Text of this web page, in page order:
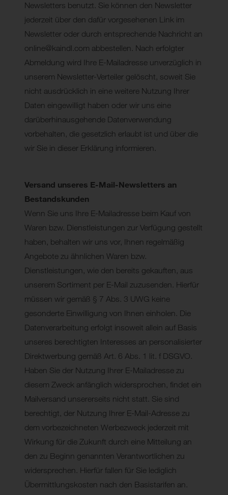
Newsletters benutzt. Sie können den Newsletter
jederzeit über den dafür vorgesehenen Link im
Newsletter oder durch entsprechende Nachricht an
online@kaindl.com abbestellen. Nach erfolgter
Abmeldung wird Ihre E-Mailadresse unverzüglich in
unserem Newsletter-Verteiler gelöscht, soweit Sie
nicht ausdrücklich in eine weitere Nutzung Ihrer
Daten eingewilligt haben oder wir uns eine
darüberhinausgehende Datenverwendung
vorbehalten, die gesetzlich erlaubt ist und über die
wir Sie in dieser Erklärung informieren.
Versand unseres E-Mail-Newsletters an
Bestandskunden
Wenn Sie uns Ihre E-Mailadresse beim Kauf von
Waren bzw. Dienstleistungen zur Verfügung gestellt
haben, behalten wir uns vor, Ihnen regelmäßig
Angebote zu ähnlichen Waren bzw.
Dienstleistungen, wie den bereits gekauften, aus
unserem Sortiment per E-Mail zuzusenden. Hierfür
müssen wir gemäß § 7 Abs. 3 UWG keine
gesonderte Einwilligung von Ihnen einholen. Die
Datenverarbeitung erfolgt insoweit allein auf Basis
unseres berechtigten Interesses an personalisierter
Direktwerbung gemäß Art. 6 Abs. 1 lit. f DSGVO.
Haben Sie der Nutzung Ihrer E-Mailadresse zu
diesem Zweck anfänglich widersprochen, findet ein
Mailversand unsererseits nicht statt. Sie sind
berechtigt, der Nutzung Ihrer E-Mail-Adresse zu
dem vorbezeichneten Werbezweck jederzeit mit
Wirkung für die Zukunft durch eine Mitteilung an
den zu Beginn genannten Verantwortlichen zu
widersprechen. Hierfür fallen für Sie lediglich
Übermittlungskosten nach den Basistarifen an.